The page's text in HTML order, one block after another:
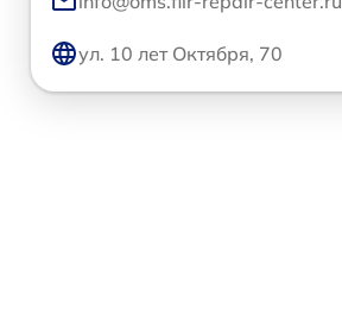
ул. 10 лет Октября, 70